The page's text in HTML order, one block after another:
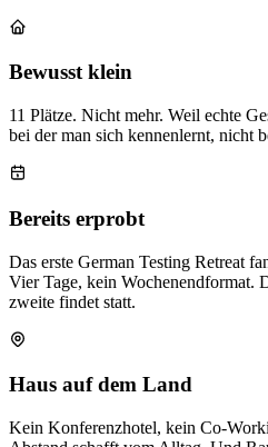
Bewusst klein
11 Plätze. Nicht mehr. Weil echte
bei der man sich kennenlernt, nicht
Bereits erprobt
Das erste German Testing Retreat
Vier Tage, kein Wochenendformat.
zweite findet statt.
Haus auf dem Land
Kein Konferenzhotel, kein Co-